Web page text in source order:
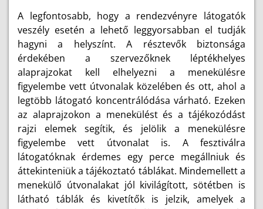
A legfontosabb, hogy a rendezvényre látogatók
veszély esetén a lehető leggyorsabban el tudják
hagyni a helyszínt. A résztevők biztonsága
érdekében a szervezőknek léptékhelyes
alaprajzokat kell elhelyezni a menekülésre
figyelembe vett útvonalak közelében és ott, ahol a
legtöbb látogató koncentrálódása várható. Ezeken
az alaprajzokon a menekülést és a tájékozódást
rajzi elemek segítik, és jelölik a menekülésre
figyelembe vett útvonalat is. A fesztiválra
látogatóknak érdemes egy perce megállniuk és
áttekinteniük a tájékoztató táblákat. Mindemellett a
menekülő útvonalakat jól kivilágított, sötétben is
látható táblák és kivetítők is jelzik, amelyek a